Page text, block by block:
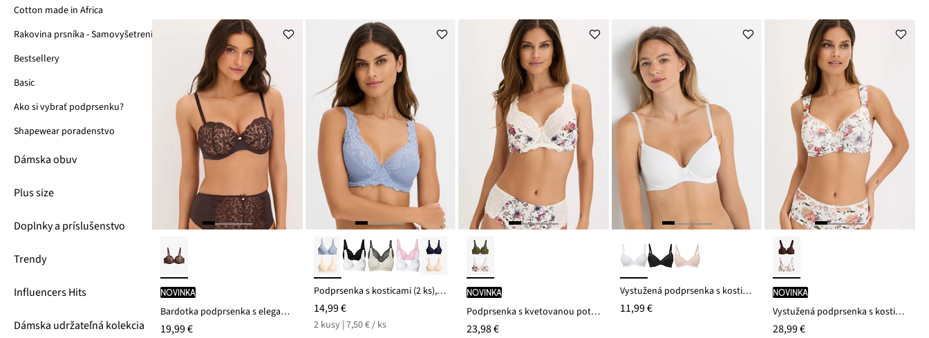
Cotton made in Africa
Rakovina prsníka - Samovyšetrenie
Bestsellery
Basic
Ako si vybrať podprsenku?
Shapewear poradenstvo
Dámska obuv
Plus size
Doplnky a príslušenstvo
Trendy
Influencers Hits
Dámska udržateľná kolekcia
novinka
Bardotka podprsenka s elegantnou výšivkou
19,99 €
Podprsenka s kosticami (2 ks), s jemnou čipkou
14,99 €
2 kusy | 7,50 € / ks
novinka
Podprsenka s kvetovanou potlačou (2 ks v balení)
23,98 €
Vystužená podprsenka s kosticami
11,99 €
novinka
Vystužená podprsenka s kosticami, s bio bavlnou (2 ks)
28,99 €